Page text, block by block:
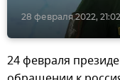
28 февраля 2022, 21:02
24 февраля